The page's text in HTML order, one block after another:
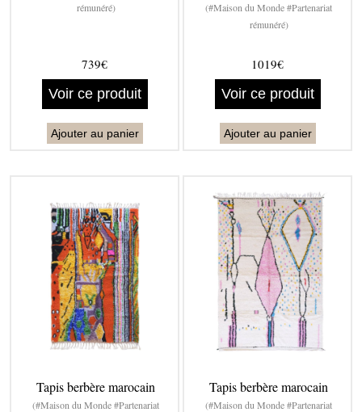
rémunéré)
739€
Voir ce produit
Ajouter au panier
(#Maison du Monde #Partenariat
rémunéré)
1019€
Voir ce produit
Ajouter au panier
Tapis berbère marocain
(#Maison du Monde #Partenariat
Tapis berbère marocain
(#Maison du Monde #Partenariat